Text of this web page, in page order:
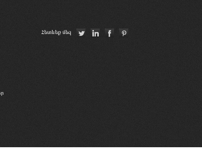
Union Internationale des Avocats
Հետևեք մեզ